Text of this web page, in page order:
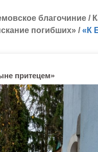
благочиние /
погибших» /«К
притецем»